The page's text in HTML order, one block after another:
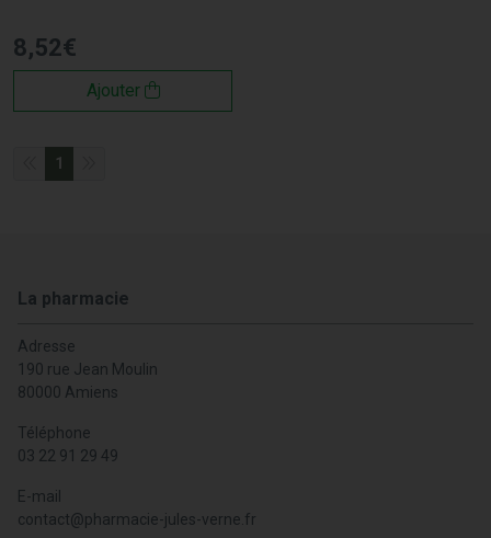
8,52€
Ajouter
1
La pharmacie
Adresse
190 rue Jean Moulin
80000 Amiens
Téléphone
03 22 91 29 49
E-mail
contact@pharmacie-jules-verne.fr